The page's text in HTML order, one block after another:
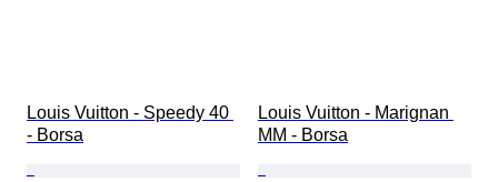
Louis Vuitton - Speedy 40
- Borsa
Louis Vuitton - Marignan
MM - Borsa